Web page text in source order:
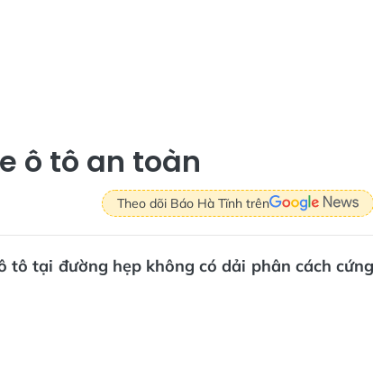
ô tô an toàn
Theo dõi Báo Hà Tĩnh trên
tô tại đường hẹp không có dải phân cách cứng